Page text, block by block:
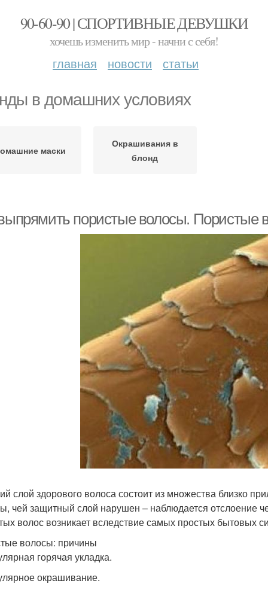
90-60-90 | СПОРТИВНЫЕ ДЕВУШКИ
хочешь изменить мир - начни с себя!
главная новости статьи
в домашних условиях
маски
Окрашивания в
блонд
пористые волосы. Пористые
слой здорового волоса состоит из множества близко
чей защитный слой нарушен – наблюдается отслоение
волос возникает вследствие самых простых бытовых
волосы: причины
горячая укладка.
окрашивание.